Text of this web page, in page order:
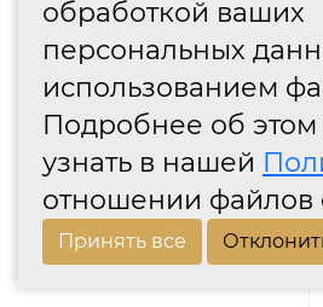
обработкой ваших
персональных
использованием
Подробнее об
узнать в нашей
отношении файлов
Принять все